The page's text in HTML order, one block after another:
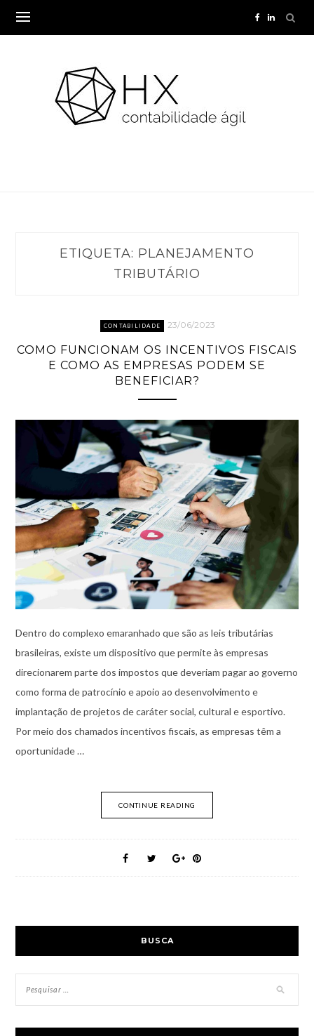
content
ETIQUETA: PLANEJAMENTO
TRIBUTÁRIO
CONTABILIDADE 23/06/2023
COMO FUNCIONAM OS INCENTIVOS FISCAIS
E COMO AS EMPRESAS PODEM SE
BENEFICIAR?
Dentro do complexo emaranhado que são as leis tributárias
brasileiras, existe um dispositivo que permite às empresas
direcionarem parte dos impostos que deveriam pagar ao governo
como forma de patrocínio e apoio ao desenvolvimento e
implantação de projetos de caráter social, cultural e esportivo.
Por meio dos chamados incentivos fiscais, as empresas têm a
oportunidade …
CONTINUE READING
BUSCA